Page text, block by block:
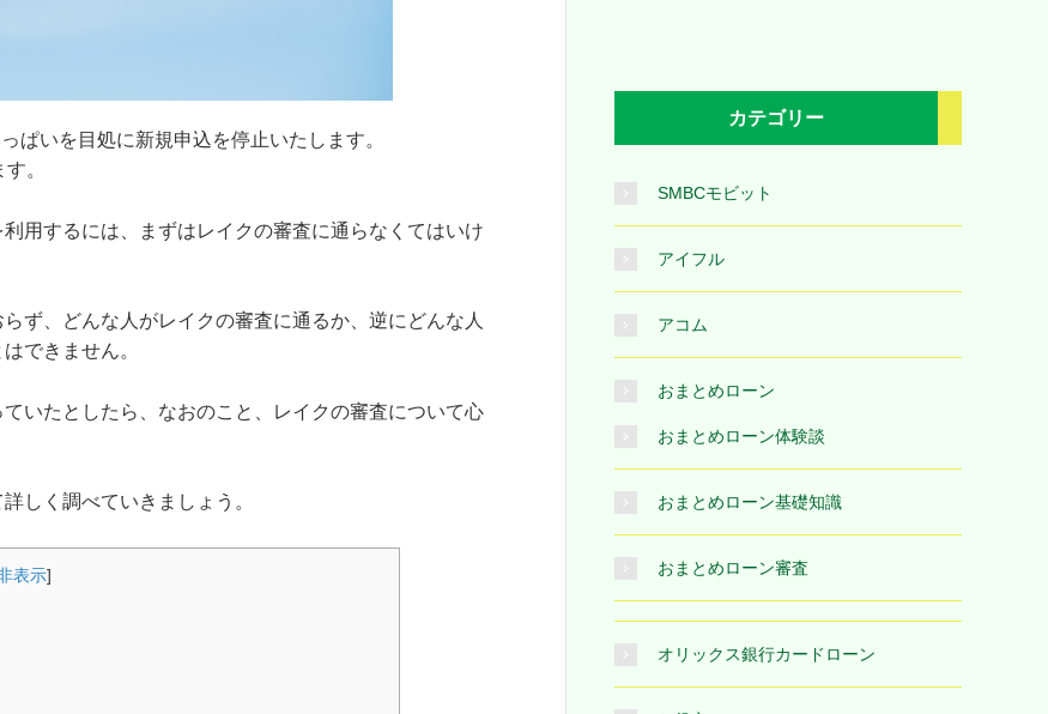
ぱいを目処に新規申込を停止いたします。
。
用するには、まずはレイクの審査に通らなくてはいけ
ず、どんな人がレイクの審査に通るか、逆にどんな人
できません。
いたとしたら、なおのこと、レイクの審査について心
しく調べていきましょう。
表示]
カテゴリー
SMBCモビット
アイフル
アコム
おまとめローン
おまとめローン体験談
おまとめローン基礎知識
おまとめローン審査
オリックス銀行カードローン